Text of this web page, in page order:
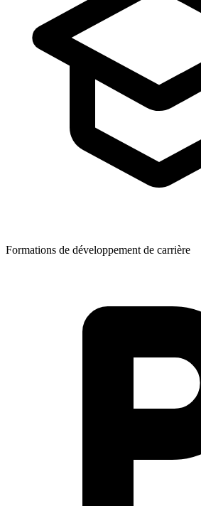
Formations de développement de carrière